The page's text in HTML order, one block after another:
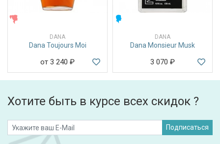
DANA
Dana Toujours Moi
от 3 240 ₽
DANA
Dana Monsieur Musk
3 070 ₽
Хотите быть в курсе всех скидок ?
Подписаться